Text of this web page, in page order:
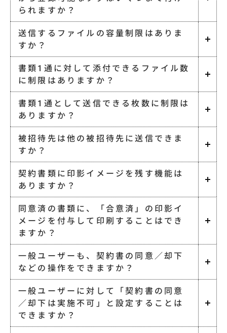
られますか？
送信するファイルの容量制限はありま
すか？
書類1通に対して添付できるファイル数
に制限はありますか？
書類1通として送信できる枚数に制限は
ありますか？
被招待先は他の被招待先に送信できま
すか？
契約書類に印影イメージを残す機能は
ありますか？
同意済の書類に、「合意済」の印影イ
メージを付与して印刷することはでき
ますか？
一般ユーザーも、契約書の同意／却下
などの操作をできますか？
一般ユーザーに対して「契約書の同意
／却下は実施不可」と設定することは
できますか？